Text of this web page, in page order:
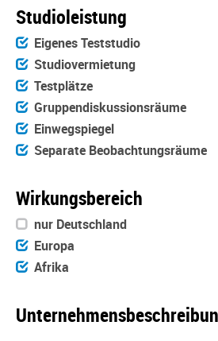
Studioleistung
Eigenes Teststudio
Studiovermietung
Testplätze
Gruppendiskussionsräume
Einwegspiegel
Separate Beobachtungsräume
Wirkungsbereich
nur Deutschland
Europa
Afrika